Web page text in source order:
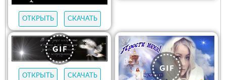
ОТКРЫТЬ СКАЧАТЬ
ОТКРЫТЬ СКАЧАТЬ